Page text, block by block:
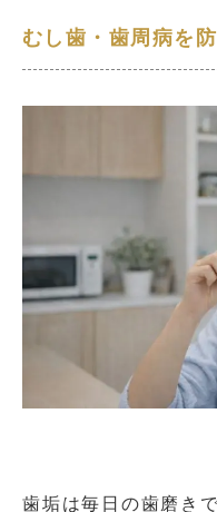
むし歯・歯周病を
歯垢は毎日の歯磨き